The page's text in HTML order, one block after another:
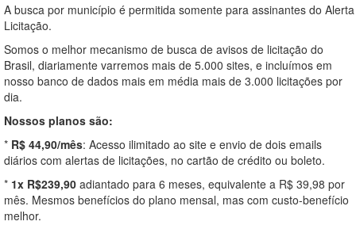
A busca por município é permitida somente para assinantes do Alerta
Licitação.
Somos o melhor mecanismo de busca de avisos de licitação do
Brasil, diariamente varremos mais de 5.000 sites, e incluímos em
nosso banco de dados mais em média mais de 3.000 licitações por
dia.
Nossos planos são:
* R$ 44,90/mês: Acesso ilimitado ao site e envio de dois emails
diários com alertas de licitações, no cartão de crédito ou boleto.
* 1x R$239,90 adiantado para 6 meses, equivalente a R$ 39,98 por
mês. Mesmos benefícios do plano mensal, mas com custo-benefício
melhor.